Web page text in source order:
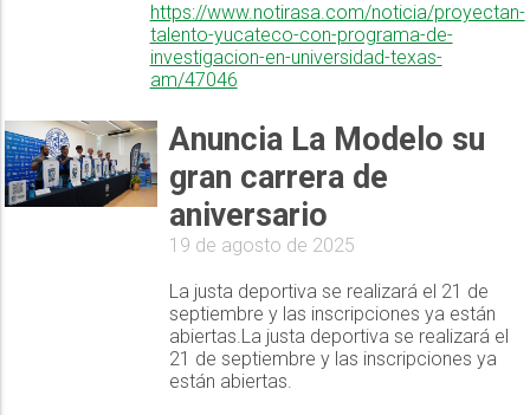
https://www.notirasa.com/noticia/proyectan-
talento-yucateco-con-programa-de-
investigacion-en-universidad-texas-
am/47046
Anuncia La Modelo su
gran carrera de
aniversario
19 de agosto de 2025
La justa deportiva se realizará el 21 de
septiembre y las inscripciones ya están
abiertas.La justa deportiva se realizará el
21 de septiembre y las inscripciones ya
están abiertas.